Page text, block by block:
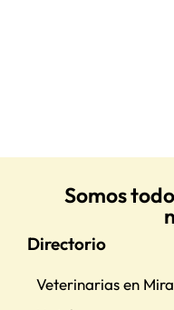
Somos
Directorio
Veterinarias en